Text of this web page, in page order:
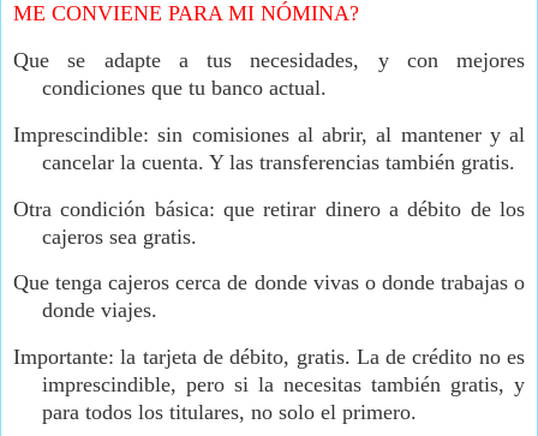
ME CONVIENE PARA MI NÓMINA?
Que se adapte a tus necesidades, y con mejores
condiciones que tu banco actual.
Imprescindible: sin comisiones al abrir, al mantener y al
cancelar la cuenta. Y las transferencias también gratis.
Otra condición básica: que retirar dinero a débito de los
cajeros sea gratis.
Que tenga cajeros cerca de donde vivas o donde trabajas o
donde viajes.
Importante: la tarjeta de débito, gratis. La de crédito no es
imprescindible, pero si la necesitas también gratis, y
para todos los titulares, no solo el primero.